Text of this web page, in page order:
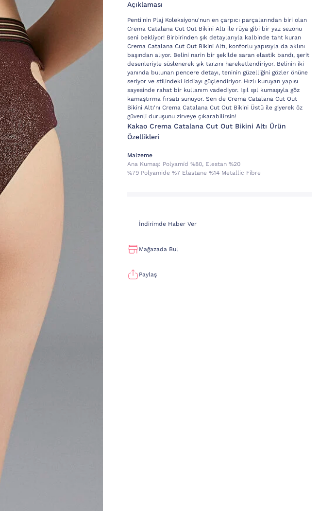
Açıklaması
Penti'nin Plaj Koleksiyonu'nun en çarpıcı parçalarından biri olan
Crema Catalana Cut Out Bikini Altı ile rüya gibi bir yaz sezonu
seni bekliyor! Birbirinden şık detaylarıyla kalbinde taht kuran
Crema Catalana Cut Out Bikini Altı, konforlu yapısıyla da aklını
başından alıyor. Belini narin bir şekilde saran elastik bandı, şerit
desenleriyle süslenerek şık tarzını hareketlendiriyor. Belinin iki
yanında bulunan pencere detayı, teninin güzelliğini gözler önüne
seriyor ve stilindeki iddiayı güçlendiriyor. Hızlı kuruyan yapısı
sayesinde rahat bir kullanım vadediyor. Işıl ışıl kumaşıyla göz
kamaştırma fırsatı sunuyor. Sen de Crema Catalana Cut Out
Bikini Altı'nı Crema Catalana Cut Out Bikini Üstü ile giyerek öz
güvenli duruşunu zirveye çıkarabilirsin!
Kakao Crema Catalana Cut Out Bikini Altı Ürün
Özellikleri
Malzeme
Ana Kumaş: Polyami̇d %80, Elestan %20
%79 Polyamide %7 Elastane %14 Metallic Fibre
İndirimde Haber Ver
Mağazada Bul
Paylaş